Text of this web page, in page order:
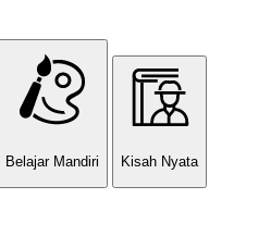
Belajar Mandiri Kisah Nyata